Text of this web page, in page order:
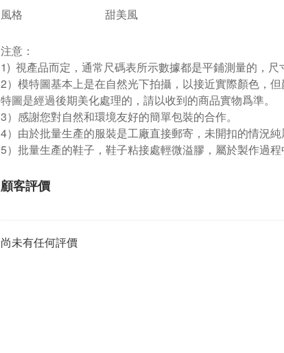
風格
甜美風
注意：
1) 視產品而定，通常尺碼表所示數據都是平鋪測量的，尺
2）模特圖基本上是在自然光下拍攝，以接近實際顏色，
特圖是經過後期美化處理的，請以收到的商品實物爲準。
3）感謝您對自然和環境友好的簡單包裝的合作。
4）由於批量生產的服裝是工廠直接郵寄，未開扣的情況純
5）批量生產的鞋子，鞋子粘接處輕微溢膠，屬於製作過
顧客評價
尚未有任何評價